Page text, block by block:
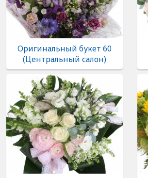
Оригинальный букет 60
(Центральный салон)